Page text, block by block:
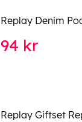
Replay Denim
94 kr
Replay Giftset